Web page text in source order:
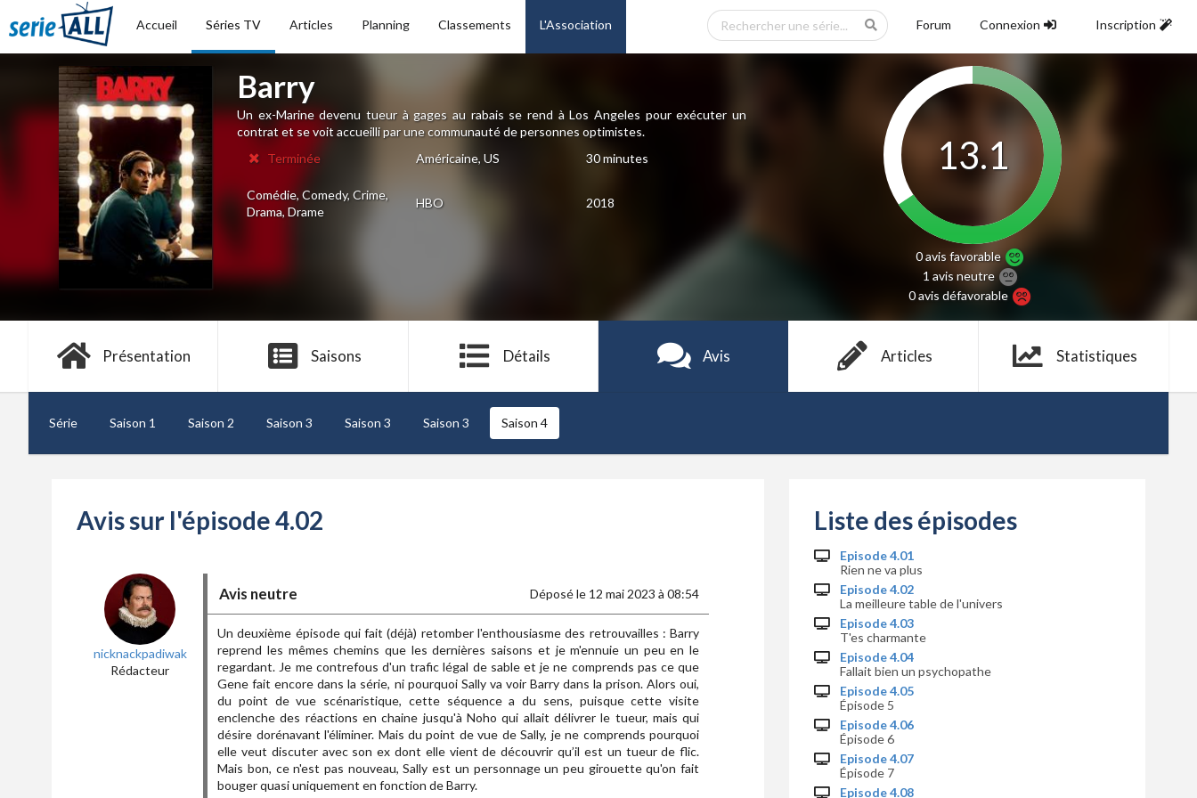
Accueil Séries TV Articles Planning Classements L'Association Forum Connexion Inscription
Barry
Un ex-Marine devenu tueur à gages au rabais se rend à Los Angeles pour exécuter un
contrat et se voit accueilli par une communauté de personnes optimistes.
Terminée
Américaine, US 30 minutes
Comédie, Comedy, Crime,
Drama, Drame
HBO 2018
13.1
0 avisfavorable
1 avisneutre
0 avisdéfavorable
Présentation Saisons Détails Avis Articles Statistiques
Série Saison 1 Saison 2 Saison 3 Saison 3 Saison 3 Saison 4
Avis sur l'épisode 4.02
nicknackpadiwak
Rédacteur
Avis neutre Déposé le 12 mai 2023 à 08:54
Un deuxième épisode qui fait (déjà) retomber l'enthousiasme des retrouvailles : Barry
reprend les mêmes chemins que les dernières saisons et je m'ennuie un peu en le
regardant. Je me contrefous d'un trafic légal de sable et je ne comprends pas ce que
Gene fait encore dans la série, ni pourquoi Sally va voir Barry dans la prison. Alors oui,
du point de vue scénaristique, cette séquence a du sens, puisque cette visite
enclenche des réactions en chaine jusqu'à Noho qui allait délivrer le tueur, mais qui
désire dorénavant l'éliminer. Mais du point de vue de Sally, je ne comprends pourquoi
elle veut discuter avec son ex dont elle vient de découvrir qu’il est un tueur de flic.
Mais bon, ce n'est pas nouveau, Sally est un personnage un peu girouette qu'on fait
bouger quasi uniquement en fonction de Barry.
Liste des épisodes
Episode 4.01
Rien ne va plus
Episode 4.02
La meilleure table de l'univers
Episode 4.03
T'es charmante
Episode 4.04
Fallait bien un psychopathe
Episode 4.05
Épisode 5
Episode 4.06
Épisode 6
Episode 4.07
Épisode 7
Episode 4.08